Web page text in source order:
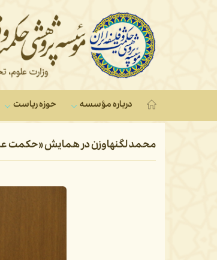
درباره مؤسسه حوزه ریاست
محمد لگنهاوزن در همایش «حکمت